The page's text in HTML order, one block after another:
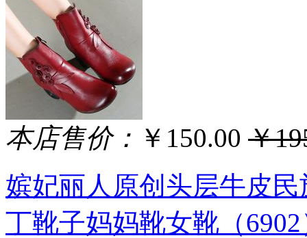
本店售价： ￥150.00 ￥
嫔妃丽人原创头层牛皮
丁靴子妈妈靴女靴（